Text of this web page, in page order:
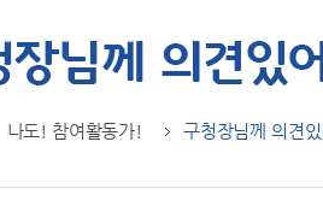
나도! 참여활동가! 구청장님께 의견있